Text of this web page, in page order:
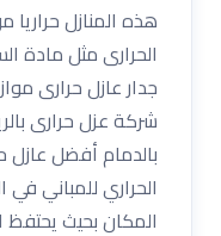
هذه المنازل
الحرارى مثل مادة
جدار عازل حرارى
شركة عزل حرارى
بالدمام أفضل عازل
الحراري للمباني
المكان بحيث يحتفظ